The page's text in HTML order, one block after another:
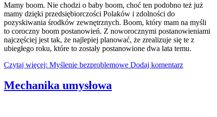
Mamy boom. Nie chodzi o baby boom, choć ten podobno też już
mamy dzięki przedsiębiorczości Polaków i zdolności do
pozyskiwania środków zewnętrznych. Boom, który mam na myśli
to coroczny boom postanowień. Z noworocznymi postanowieniami
najczęściej jest tak, że najlepiej planować, że zrealizuje się te z
ubiegłego roku, które to zostały postanowione dwa lata temu.
Czytaj więcej: Myślenie bezproblemowe Dodaj komentarz
Mechanika umysłowa